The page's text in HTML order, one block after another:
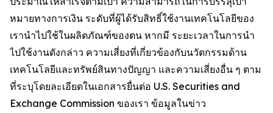
หมายทางการเงิน ระดับที่ผู้ได้รับสิทธิ์ใช้งานเทคโนโลยีของ
เรานำไปใช้ในผลิตภัณฑ์ของตน หากมี ระยะเวลาในการนำ
ไปใช้งานดังกล่าว ความเสี่ยงที่เกี่ยวข้องกับนวัตกรรมด้าน
เทคโนโลยีและทรัพย์สินทางปัญญา และความเสี่ยงอื่น ๆ ตาม
ที่ระบุโดยละเอียดในเอกสารยื่นต่อ U.S. Securities and
Exchange Commission ของเรา ข้อมูลในข่าว